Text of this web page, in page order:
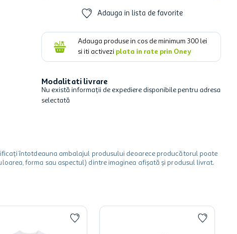
Adauga in lista de favorite
Adauga produse in cos de minimum 300 lei
si iti activezi plata in rate prin Oney
Modalitati livrare
Nu există informații de expediere disponibile pentru adresa
selectată
întotdeauna ambalajul produsului deoarece producătorul poate
forma sau aspectul) dintre imaginea afișată și produsul livrat.